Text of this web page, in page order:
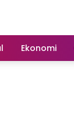
Ekonomi